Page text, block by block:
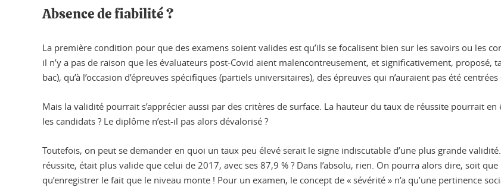
Absence de fiabilité ?
La première condition pour que des examens soient valides est qu’ils se focalisent bien sur les savoirs ou les
il n’y a pas de raison que les évaluateurs post-Covid aient malencontreusement, et significativement,
bac), qu’à l’occasion d’épreuves spécifiques (partiels universitaires), des épreuves qui n’auraient pas été
Mais la validité pourrait s’apprécier aussi par des critères de surface. La hauteur du taux de réussite pourrait
les candidats ? Le diplôme n’est-il pas alors dévalorisé ?
Toutefois, on peut se demander en quoi un taux peu élevé serait le signe indiscutable d’une plus grande
réussite, était plus valide que celui de 2017, avec ses 87,9 % ? Dans l’absolu, rien. On pourra alors dire, soit que
qu’enregistrer le fait que le niveau monte ! Pour un examen, le concept de « sévérité » n’a qu’une pertinence